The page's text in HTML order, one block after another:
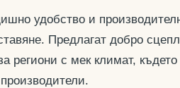
удобство и
Предлагат добро
региони с мек климат,